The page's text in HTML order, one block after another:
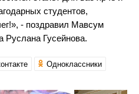
студентов,
- поздравил Мавсум
Руслана Гусейнова.
Одноклассники